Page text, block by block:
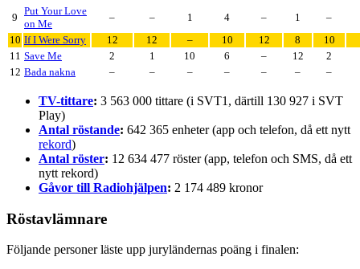
9
Put Your Love
on Me
– – 1 4 – 1
–
10 If I Were Sorry 12 12 – 10 12 8
10
11 Save Me 2 1 10 6 – 12
2
12 Bada nakna – – – – – – –
TV-tittare: 3 563 000 tittare (i SVT1, därtill 130 927 i SVT
Play)
Antal röstande: 642 365 enheter (app och telefon, då ett nytt
rekord)
Antal röster: 12 634 477 röster (app, telefon och SMS, då ett
nytt rekord)
Gåvor till Radiohjälpen: 2 174 489 kronor
Röstavlämnare
Följande personer läste upp juryländernas poäng i finalen: